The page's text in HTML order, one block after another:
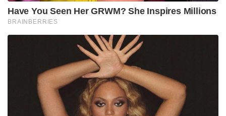
Have You Seen Her GRWM? She Inspires Millions
BRAINBERRIES